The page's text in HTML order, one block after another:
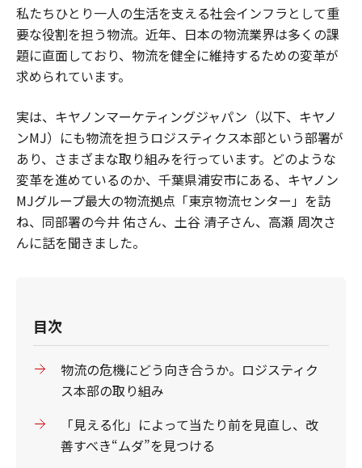
私たちひとり一人の生活を支える社会インフラとして重
要な役割を担う物流。近年、日本の物流業界は多くの課
題に直面しており、物流を健全に維持するための変革が
求められています。
実は、キヤノンマーケティングジャパン（以下、キヤノ
ンMJ）にも物流を担うロジスティクス本部という部署が
あり、さまざまな取り組みを行っています。どのような
変革を進めているのか、千葉県浦安市にある、キヤノン
MJグループ最大の物流拠点「東京物流センター」を訪
ね、同部署の今井 佑さん、土谷 清子さん、高瀬 周次さ
んに話を聞きました。
目次
物流の危機にどう向き合うか。ロジスティク
ス本部の取り組み
「見える化」によって当たり前を見直し、改
善すべき“ムダ”を見つける